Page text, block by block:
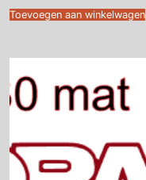
Toevoegen aan winkelwagen